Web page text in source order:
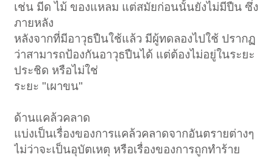
เช่น มีด ไม้ ของแหลม แต่สมัยก่อนนั้นยังไม่มีปืน ซึ่ง
ภายหลัง
หลังจากที่มีอาวุธปืนใช้แล้ว มีผู้ทดลองไปใช้ ปรากฏ
ว่าสามารถป้องกันอาวุธปืนได้ แต่ต้องไม่อยู่ในระยะ
ประชิด หรือไม่ใช่
ระยะ "เผาขน"
ด้านแคล้วคลาด
แบ่งเป็นเรื่องของการแคล้วคลาดจากอันตรายต่างๆ
ไม่ว่าจะเป็นอุบัตเหตุ หรือเรื่องของการถูกทำร้าย